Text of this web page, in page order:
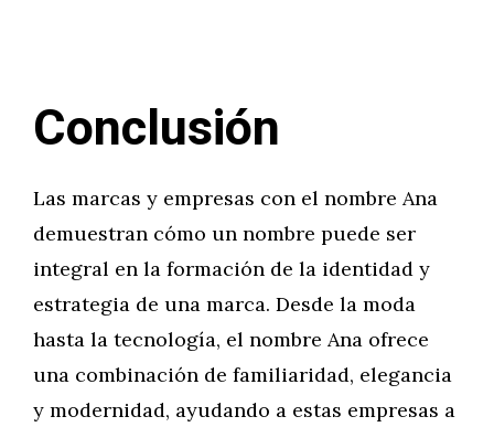
Conclusión
Las marcas y empresas con el nombre Ana
demuestran cómo un nombre puede ser
integral en la formación de la identidad y
estrategia de una marca. Desde la moda
hasta la tecnología, el nombre Ana ofrece
una combinación de familiaridad, elegancia
y modernidad, ayudando a estas empresas a